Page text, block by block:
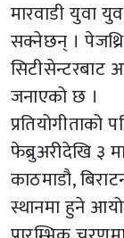
मारवाडी युवा
सक्नेछन् ।
जनाएको छ ।
फेब्रुअरीदेखि ३
काठमाडौ,
स्थानमा हुने